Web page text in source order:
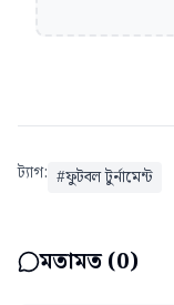
ট্যাগ: #ফুটবল টুর্নামেন্ট
মতামত (0)